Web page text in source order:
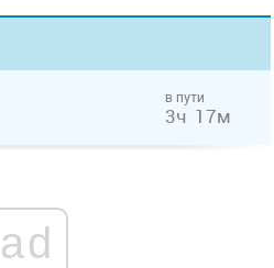
в пути
3ч 17м
ad